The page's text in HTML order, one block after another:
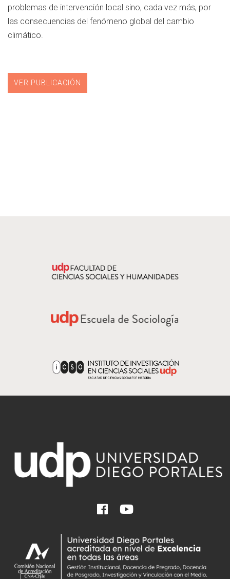
problemas de intervención local sino, cada vez más, por
las consecuencias del fenómeno global del cambio
climático.
VER PUBLICACIÓN